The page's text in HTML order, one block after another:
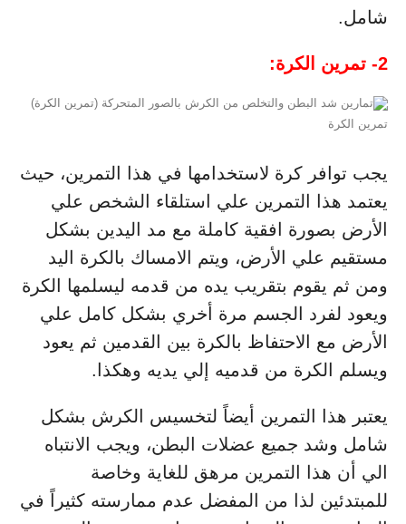
شامل.
2- تمرين الكرة:
تمرين الكرة
يجب توافر كرة لاستخدامها في هذا التمرين، حيث
يعتمد هذا التمرين علي استلقاء الشخص علي
الأرض بصورة افقية كاملة مع مد اليدين بشكل
مستقيم علي الأرض، ويتم الامساك بالكرة اليد
ومن ثم يقوم بتقريب يده من قدمه ليسلمها الكرة
ويعود لفرد الجسم مرة أخري بشكل كامل علي
الأرض مع الاحتفاظ بالكرة بين القدمين ثم يعود
ويسلم الكرة من قدميه إلي يديه وهكذا.
يعتبر هذا التمرين أيضاً لتخسيس الكرش بشكل
شامل وشد جميع عضلات البطن، ويجب الانتباه
الي أن هذا التمرين مرهق للغاية وخاصة
للمبتدئين لذا من المفضل عدم ممارسته كثيراً في